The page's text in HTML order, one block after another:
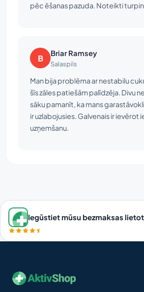
pēc ēšanas pazuda. Noteikti
B Briar Ramsey
Salaspils
Man bija problēma ar nestabilu
šīs zāles patiešām palīdzēja. Divu
sāku pamanīt, ka mans
ir uzlabojusies. Galvenais ir ievērot
uzņemšanu.
Iegūstiet mūsu bezmaksas